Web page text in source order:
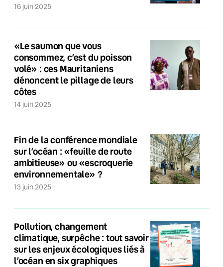
16 juin 2025
«Le saumon que vous
consommez, c’est du poisson
volé» : ces Mauritaniens
dénoncent le pillage de leurs
côtes
14 juin 2025
Fin de la conférence mondiale
sur l’océan : «feuille de route
ambitieuse» ou «escroquerie
environnementale» ?
13 juin 2025
Pollution, changement
climatique, surpêche : tout savoir
sur les enjeux écologiques liés à
l’océan en six graphiques